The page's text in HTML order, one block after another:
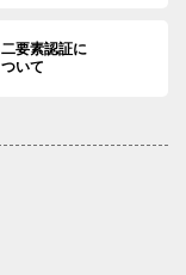
二要素認証に
ついて